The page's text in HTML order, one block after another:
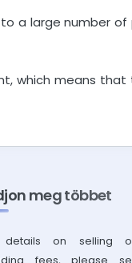
a large number
which means that
meg többet
on selling